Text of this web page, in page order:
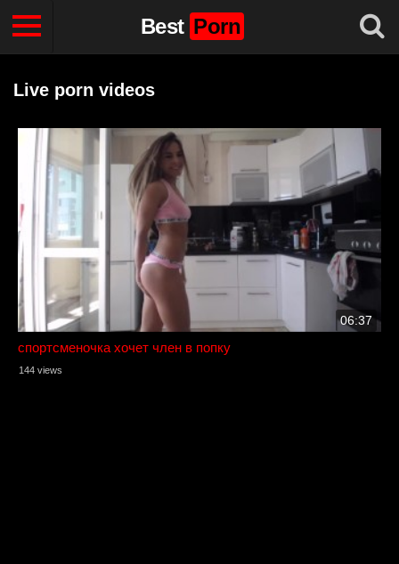
Best Porn
Live porn videos
06:37
спортсменочка хочет член в попку
144 views